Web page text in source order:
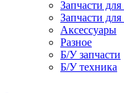
Запчасти
Запчасти
Аксессуары
Разное
Б/У запчасти
Б/У техника